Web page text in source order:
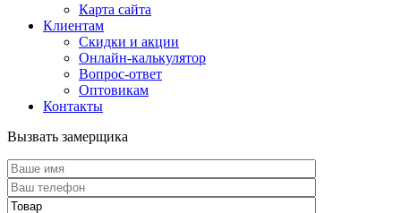
Карта сайта
Клиентам
Скидки и акции
Онлайн-калькулятор
Вопрос-ответ
Оптовикам
Контакты
Вызвать замерщика